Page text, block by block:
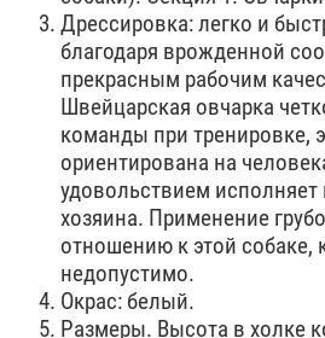
Дрессировка: легко и
благодаря врожденной
прекрасным рабочим
Швейцарская овчарка
команды при тренировке,
ориентирована на
удовольствием
хозяина. Применение
отношению к этой собаке,
недопустимо.
Окрас: белый.
Размеры. Высота в холке